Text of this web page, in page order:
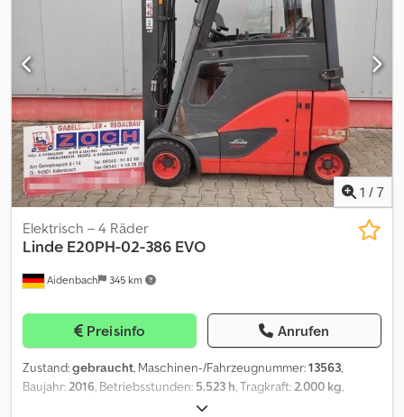
1 / 7
Aidenbach 345 km
Elektrisch – 4 Räder
Linde E20PH-02-386 EVO
Preisinfo Anrufen
Zustand:gebraucht, Maschinen-/Fahrzeugnummer:13563,
Baujahr:2016, Betriebsstunden: 5.523 h, Tragkraft:2.000 kg,
1.550 mm